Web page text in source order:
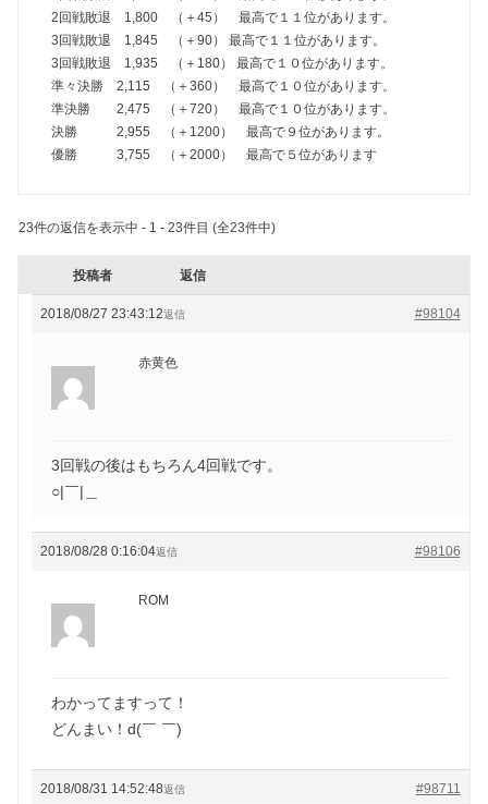
2回戦敗退 1,800 （＋45） 最高で１１位があります。
3回戦敗退 1,845 （＋90） 最高で１１位があります。
3回戦敗退 1,935 （＋180） 最高で１０位があります。
準々決勝 2,115 （＋360） 最高で１０位があります。
準決勝 2,475 （＋720） 最高で１０位があります。
決勝 2,955 （＋1200） 最高で９位があります。
優勝 3,755 （＋2000） 最高で５位があります
23件の返信を表示中 - 1 - 23件目 (全23件中)
投稿者 返信
2018/08/27 23:43:12 #98104
返信
赤黄色
3回戦の後はもちろん4回戦です。
○|￣|＿
2018/08/28 0:16:04 #98106
返信
ROM
わかってますって！
どんまい！d(￣ ￣)
2018/08/31 14:52:48 #98711
返信